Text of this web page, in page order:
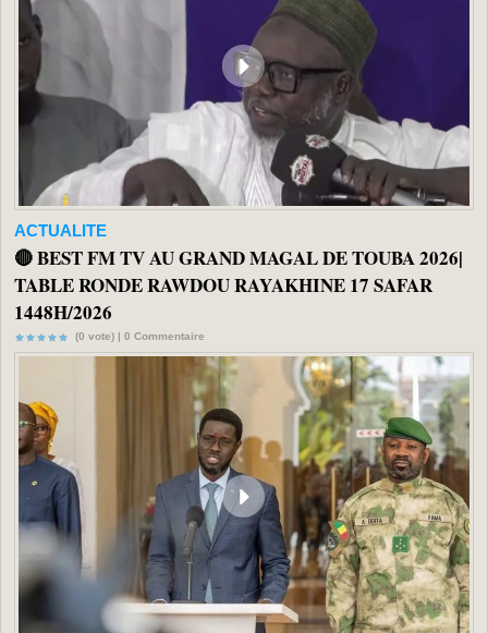
ACTUALITE
🔴 BEST FM TV AU GRAND MAGAL DE TOUBA 2026|
TABLE RONDE RAWDOU RAYAKHINE 17 SAFAR
1448H/2026
(0 vote) | 0 Commentaire